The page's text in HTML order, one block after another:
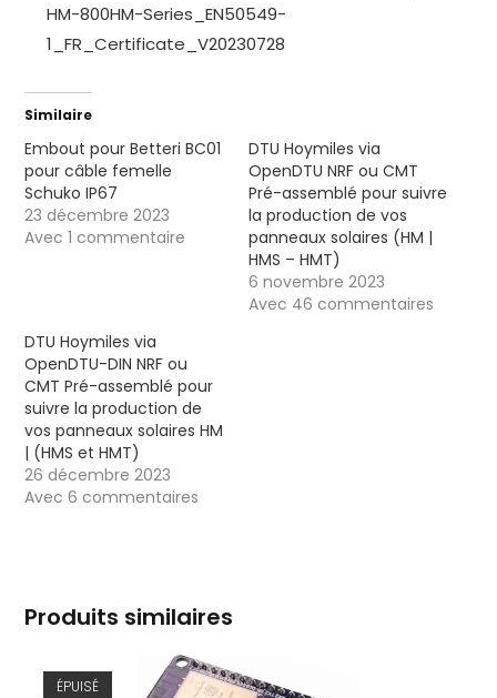
HM-800HM-Series_EN50549-
1_FR_Certificate_V20230728
Similaire
Embout pour Betteri BC01
pour câble femelle
Schuko IP67
23 décembre 2023
Avec 1 commentaire
DTU Hoymiles via
OpenDTU NRF ou CMT
Pré-assemblé pour suivre
la production de vos
panneaux solaires (HM |
HMS – HMT)
6 novembre 2023
Avec 46 commentaires
DTU Hoymiles via
OpenDTU-DIN NRF ou
CMT Pré-assemblé pour
suivre la production de
vos panneaux solaires HM
| (HMS et HMT)
26 décembre 2023
Avec 6 commentaires
Produits similaires
ÉPUISÉ